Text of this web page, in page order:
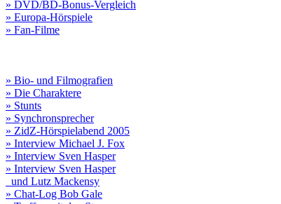
» DVD/BD-Bonus-Vergleich
» Europa-Hörspiele
» Fan-Filme
» Bio- und Filmografien
» Die Charaktere
» Stunts
» Synchronsprecher
» ZidZ-Hörspielabend 2005
» Interview Michael J. Fox
» Interview Sven Hasper
» Interview Sven Hasper
und Lutz Mackensy
» Chat-Log Bob Gale